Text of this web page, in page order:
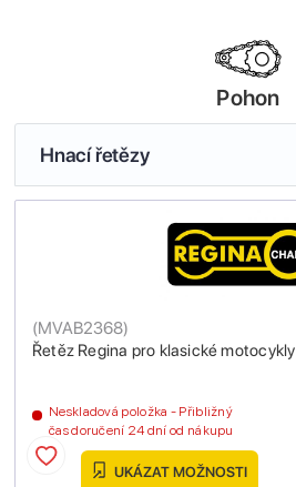
Pohon
Hnací řetězy
Řetěz Regina pro klasické motocykly
(MVAB2368)
Neskladová položka - Přibližný
čas doručení 24 dní od nákupu
UKÁZAT MOŽNOSTI